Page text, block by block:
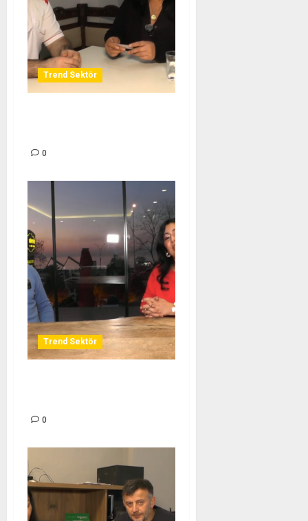
Trend Sektör
0
Trend Sektör
0